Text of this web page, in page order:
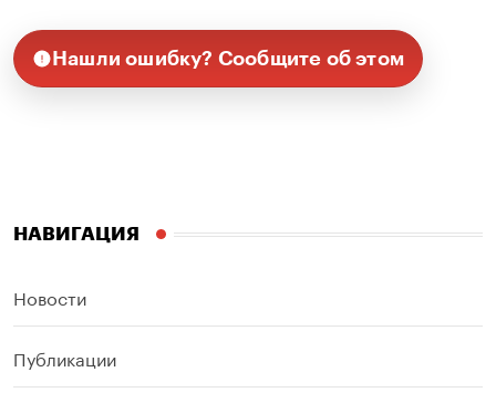
Нашли ошибку? Сообщите об этом
НАВИГАЦИЯ
Новости
Публикации